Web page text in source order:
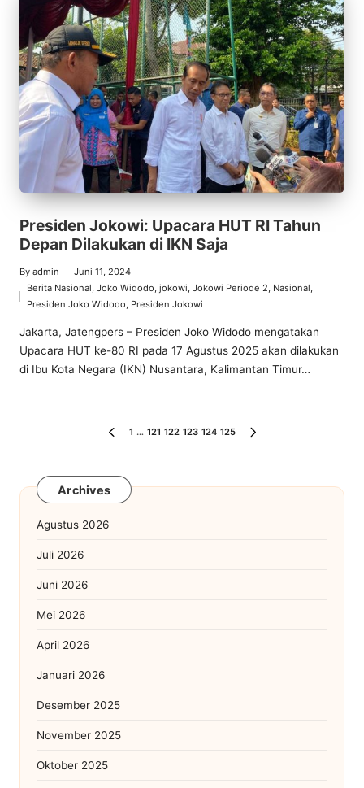
Presiden Jokowi: Upacara HUT RI Tahun
Depan Dilakukan di IKN Saja
Posted
By admin Juni 11, 2024
Posted
Berita Nasional,Joko Widodo,jokowi,Jokowi Periode 2, Nasional,
Presiden Joko Widodo, Presiden Jokowi
Jakarta, Jatengpers – Presiden Joko Widodo mengatakan
Upacara HUT ke-80 RI pada 17 Agustus 2025 akan dilakukan
di Ibu Kota Negara (IKN) Nusantara, Kalimantan Timur…
PaginasiPREVIOUS
1 … 121 122 123 124 125
Archives
Agustus 2026
Juli 2026
Juni 2026
Mei 2026
April 2026
Januari 2026
Desember 2025
November 2025
Oktober 2025